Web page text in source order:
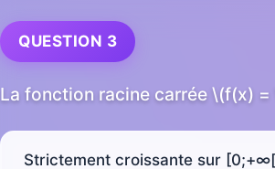
QUESTION 3
La fonction racine carrée \(f(x)
Strictement croissante sur [0;+∞[